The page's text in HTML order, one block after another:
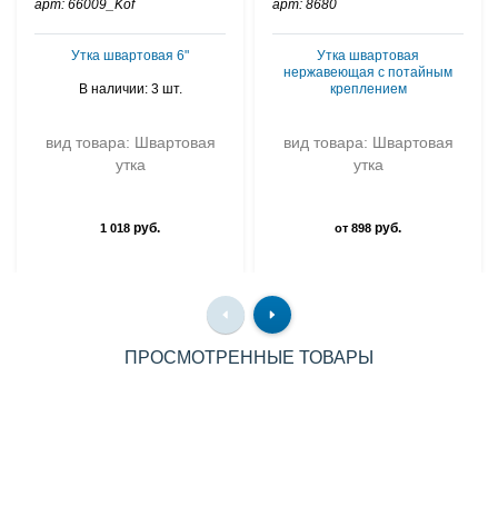
арт: 66009_Kof
Утка швартовая 6"
В наличии: 3 шт.
вид товара: Швартовая
утка
1 018 руб.
арт: 8680
Утка швартовая
нержавеющая с потайным
креплением
вид товара: Швартовая
утка
от 898 руб.
ПРОСМОТРЕННЫЕ ТОВАРЫ